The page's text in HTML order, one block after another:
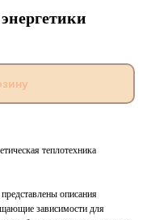
теплотехника
описания
зависимости для